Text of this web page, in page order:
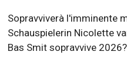
Sopravviverà l'imminente
Schauspielerin Nicolette
Bas Smit sopravvive 2026?